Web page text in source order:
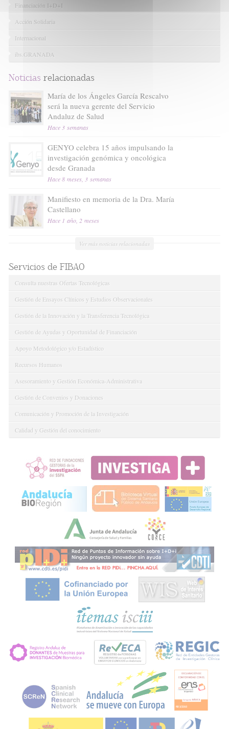
Financiación I+D+I
Acción Solidaria
Internacional
ibs.GRANADA
Noticias relacionadas
María de los Ángeles García Rescalvo
será la nueva gerente del Servicio
Andaluz de Salud
Hace 3 semanas
GENYO celebra 15 años impulsando la
investigación genómica y oncológica
desde Granada
Hace 8 meses, 3 semanas
Manifiesto en memoria de la Dra. María
Castellano
Hace 1 año, 2 meses
Ver más noticias relacionadas
Servicios de FIBAO
Consulta nuestras Ofertas Tecnológicas
Gestión de Ensayos Clínicos y Estudios Observacionales
Gestión de la Innovación y la Transferencia Tecnológica
Gestión de Ayudas y Oportunidad de Financiación
Apoyo Metodológico y/o Estadístico
Recursos Humanos
Asesoramiento y Gestión Económica-Administrativa
Gestión de Convenios y Donaciones
Comunicación y Promoción de la Investigación
Calidad y Gestión del conocimiento